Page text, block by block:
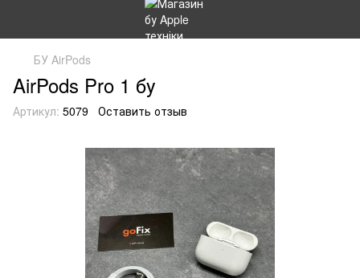
БУ AirPods
AirPods Pro 1 бу
Артикул: 5079 Оставить отзыв